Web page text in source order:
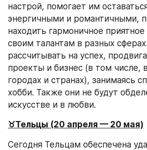
настрой, помогает им
энергичными и романтичными,
находить гармоничное
своим талантам в разных
рассчитывать на успех,
проекты и бизнес (в том числе,
городах и странах), занимаясь
хобби. Также они не будут
искусстве и в любви.
♉️Тельцы (20 апреля — 20 мая)
Сегодня Тельцам обеспечена